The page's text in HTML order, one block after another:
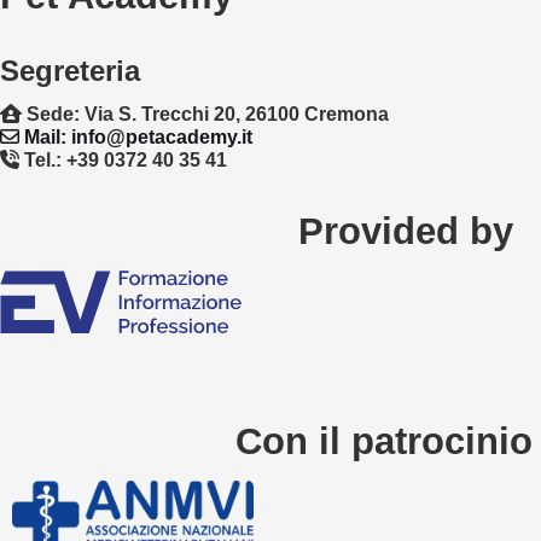
Segreteria
Sede: Via S. Trecchi 20, 26100 Cremona
Mail: info@petacademy.it
Tel.: +39 0372 40 35 41
Provided by
Con il